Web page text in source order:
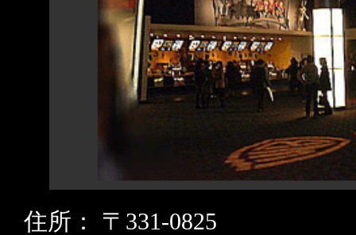
住所： 〒331-0825